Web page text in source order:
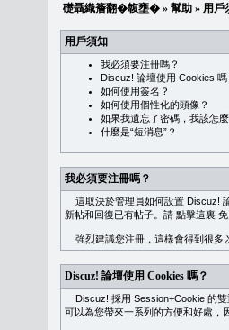
礎聶織簷翻�䪖壅� » 幫助 » 用戶
用戶須知
我必須要注冊嗎？
Discuz! 論壇使用 Cookies 嗎
如何使用簽名？
如何使用個性化的頭像？
如果我遺忘了密碼，我該怎麼
什麼是“短消息”？
我必須要注冊嗎？
這取決於管理員如何設置 Discuz!
新帖和回復已有帖子。請 點擊這裏
強烈建議您注冊，這樣會得到很多
Discuz! 論壇使用 Cookies 嗎？
Discuz! 採用 Session+Cookie 的雙
可以為您帶來一系列的方便和好處，